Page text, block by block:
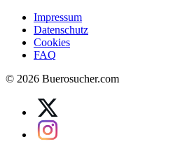
Impressum
Datenschutz
Cookies
FAQ
© 2026 Buerosucher.com